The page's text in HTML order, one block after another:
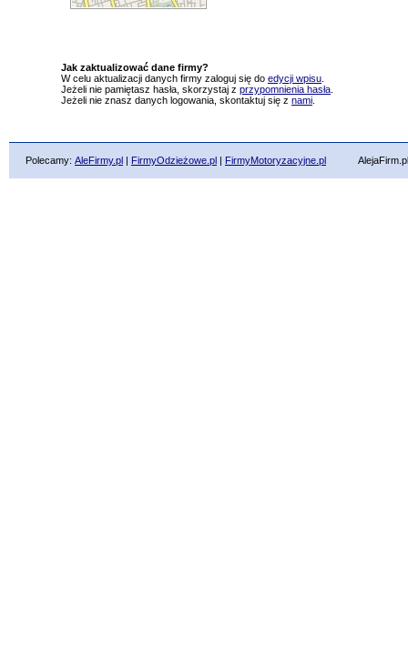
Jak zaktualizować dane firmy?
W celu aktualizacji danych firmy zaloguj się do edycji wpisu
Jeżeli nie pamiętasz hasła, skorzystaj z przypomnienia hasła
Jeżeli nie znasz danych logowania, skontaktuj się z nami
Polecamy: AleFirmy.pl | FirmyOdzieżowe.pl | FirmyMotoryzacyjne.pl AlejaFirm.pl